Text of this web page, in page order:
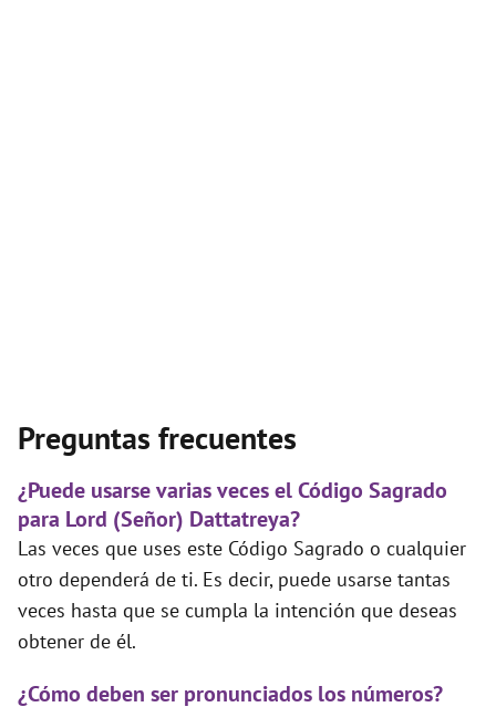
Preguntas frecuentes
¿Puede usarse varias veces el Código Sagrado
para Lord (Señor) Dattatreya?
Las veces que uses este Código Sagrado o cualquier
otro dependerá de ti. Es decir, puede usarse tantas
veces hasta que se cumpla la intención que deseas
obtener de él.
¿Cómo deben ser pronunciados los números?